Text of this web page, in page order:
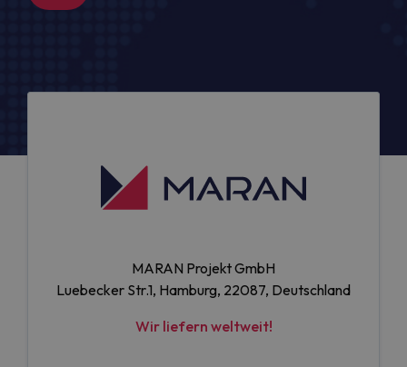
MARAN Projekt GmbH
Luebecker Str.1, Hamburg, 22087, Deutschland
Wir liefern weltweit!